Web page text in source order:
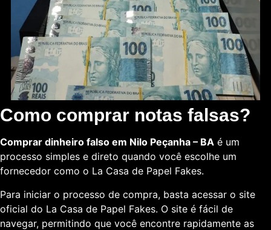
Como comprar notas falsas?
Comprar dinheiro falso em Nilo Peçanha – BA é um
processo simples e direto quando você escolhe um
fornecedor como o La Casa de Papel Fakes.
Para iniciar o processo de compra, basta acessar o site
oficial do La Casa de Papel Fakes. O site é fácil de
navegar, permitindo que você encontre rapidamente as